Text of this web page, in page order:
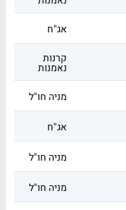
אג"ח
קרנות
נאמנות
מניה חו"ל
אג"ח
מניה חו"ל
מניה חו"ל